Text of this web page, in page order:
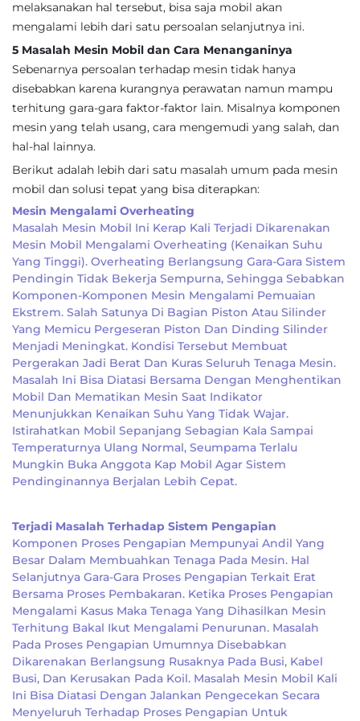
melaksanakan hal tersebut, bisa saja mobil akan
mengalami lebih dari satu persoalan selanjutnya ini.
5 Masalah Mesin Mobil dan Cara Menanganinya
Sebenarnya persoalan terhadap mesin tidak hanya
disebabkan karena kurangnya perawatan namun mampu
terhitung gara-gara faktor-faktor lain. Misalnya komponen
mesin yang telah usang, cara mengemudi yang salah, dan
hal-hal lainnya.
Berikut adalah lebih dari satu masalah umum pada mesin
mobil dan solusi tepat yang bisa diterapkan:
Mesin Mengalami Overheating
Masalah Mesin Mobil Ini Kerap Kali Terjadi Dikarenakan
Mesin Mobil Mengalami Overheating (kenaikan Suhu
Yang Tinggi). Overheating Berlangsung Gara-Gara Sistem
Pendingin Tidak Bekerja Sempurna, Sehingga Sebabkan
Komponen-Komponen Mesin Mengalami Pemuaian
Ekstrem. Salah Satunya Di Bagian Piston Atau Silinder
Yang Memicu Pergeseran Piston Dan Dinding Silinder
Menjadi Meningkat. Kondisi Tersebut Membuat
Pergerakan Jadi Berat Dan Kuras Seluruh Tenaga Mesin.
Masalah Ini Bisa Diatasi Bersama Dengan Menghentikan
Mobil Dan Mematikan Mesin Saat Indikator
Menunjukkan Kenaikan Suhu Yang Tidak Wajar.
Istirahatkan Mobil Sepanjang Sebagian Kala Sampai
Temperaturnya Ulang Normal, Seumpama Terlalu
Mungkin Buka Anggota Kap Mobil Agar Sistem
Pendinginannya Berjalan Lebih Cepat.
Terjadi Masalah Terhadap Sistem Pengapian
Komponen Proses Pengapian Mempunyai Andil Yang
Besar Dalam Membuahkan Tenaga Pada Mesin. Hal
Selanjutnya Gara-Gara Proses Pengapian Terkait Erat
Bersama Proses Pembakaran. Ketika Proses Pengapian
Mengalami Kasus Maka Tenaga Yang Dihasilkan Mesin
Terhitung Bakal Ikut Mengalami Penurunan. Masalah
Pada Proses Pengapian Umumnya Disebabkan
Dikarenakan Berlangsung Rusaknya Pada Busi, Kabel
Busi, Dan Kerusakan Pada Koil. Masalah Mesin Mobil Kali
Ini Bisa Diatasi Dengan Jalankan Pengecekan Secara
Menyeluruh Terhadap Proses Pengapian Untuk